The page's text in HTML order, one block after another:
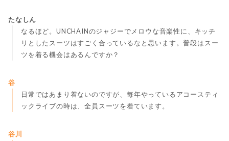
たなしん
なるほど。UNCHAINのジャジーでメロウな音楽性に、キッチ
リとしたスーツはすごく合っているなと思います。普段はスー
ツを着る機会はあるんですか？
谷
日常ではあまり着ないのですが、毎年やっているアコースティ
ックライブの時は、全員スーツを着ています。
谷川